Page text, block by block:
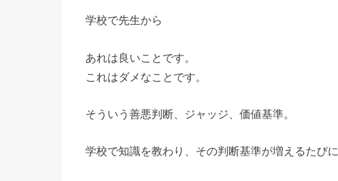
学校で先生から
あれは良いことです。
これはダメなことです。
そういう善悪判断、ジャッジ、価値基準。
学校で知識を教わり、その判断基準が増えるたびに